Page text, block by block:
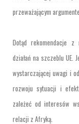
przeważającym
Dotąd rekomendacje
działań na szczeblu UE.
wystarczającej uwagi i
rozwoju sytuacji i
zależeć od interesów
relacji z Afryką.